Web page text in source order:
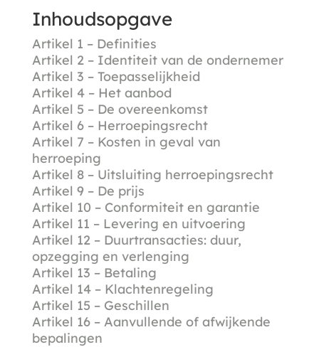
Inhoudsopgave
Artikel 1 – Definities
Artikel 2 – Identiteit van de ondernemer
Artikel 3 – Toepasselijkheid
Artikel 4 – Het aanbod
Artikel 5 – De overeenkomst
Artikel 6 – Herroepingsrecht
Artikel 7 – Kosten in geval van
herroeping
Artikel 8 – Uitsluiting herroepingsrecht
Artikel 9 – De prijs
Artikel 10 – Conformiteit en garantie
Artikel 11 – Levering en uitvoering
Artikel 12 – Duurtransacties: duur,
opzegging en verlenging
Artikel 13 – Betaling
Artikel 14 – Klachtenregeling
Artikel 15 – Geschillen
Artikel 16 – Aanvullende of afwijkende
bepalingen